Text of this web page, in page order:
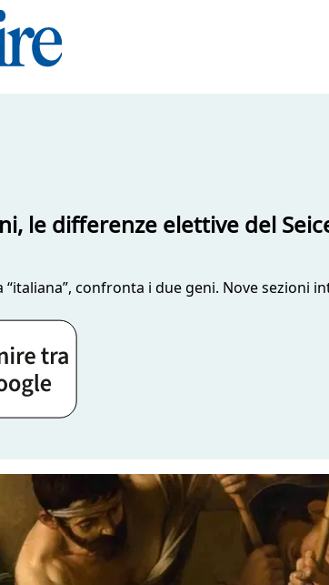
le differenze elettive del
confronta i due geni. Nove